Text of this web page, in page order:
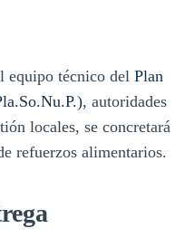
equipo técnico del Plan
, autoridades
locales, se concretará
refuerzos alimentarios.